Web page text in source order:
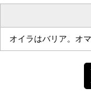
オイラはバリア。オ